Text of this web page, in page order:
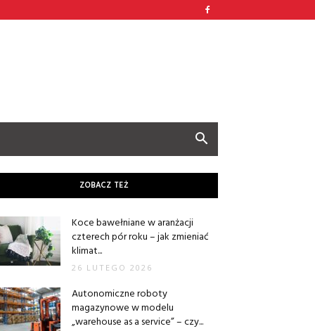
ZOBACZ TEŻ
Koce bawełniane w aranżacji
czterech pór roku – jak zmieniać
klimat...
26 LUTEGO 2026
Autonomiczne roboty
magazynowe w modelu
„warehouse as a service” – czy...